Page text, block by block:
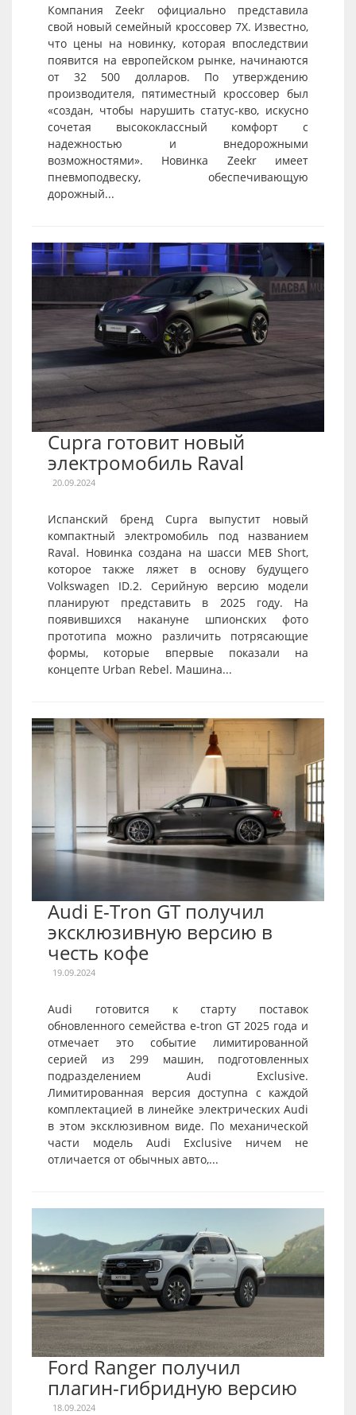
Компания Zeekr официально представила
свой новый семейный кроссовер 7X. Известно,
что цены на новинку, которая впоследствии
появится на европейском рынке, начинаются
от 32 500 долларов. По утверждению
производителя, пятиместный кроссовер был
«создан, чтобы нарушить статус-кво, искусно
сочетая высококлассный комфорт с
надежностью и внедорожными
возможностями». Новинка Zeekr имеет
пневмоподвеску, обеспечивающую
дорожный...
Cupra готовит новый
электромобиль Raval
20.09.2024
Испанский бренд Cupra выпустит новый
компактный электромобиль под названием
Raval. Новинка создана на шасси MEB Short,
которое также ляжет в основу будущего
Volkswagen ID.2. Серийную версию модели
планируют представить в 2025 году. На
появившихся накануне шпионских фото
прототипа можно различить потрясающие
формы, которые впервые показали на
концепте Urban Rebel. Машина...
Audi E-Tron GT получил
эксклюзивную версию в
честь кофе
19.09.2024
Audi готовится к старту поставок
обновленного семейства e-tron GT 2025 года и
отмечает это событие лимитированной
серией из 299 машин, подготовленных
подразделением Audi Exclusive.
Лимитированная версия доступна с каждой
комплектацией в линейке электрических Audi
в этом эксклюзивном виде. По механической
части модель Audi Exclusive ничем не
отличается от обычных авто,...
Ford Ranger получил
плагин-гибридную версию
18.09.2024